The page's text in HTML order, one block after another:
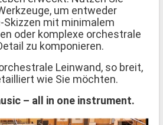
um entweder
Skizzen mit minimalem
oder komplexe orchestrale
zu komponieren.
Leinwand, so breit,
wie Sie möchten.
– all in one instrument.